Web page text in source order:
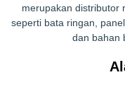
merupakan distributor
seperti bata ringan,
dan bahan